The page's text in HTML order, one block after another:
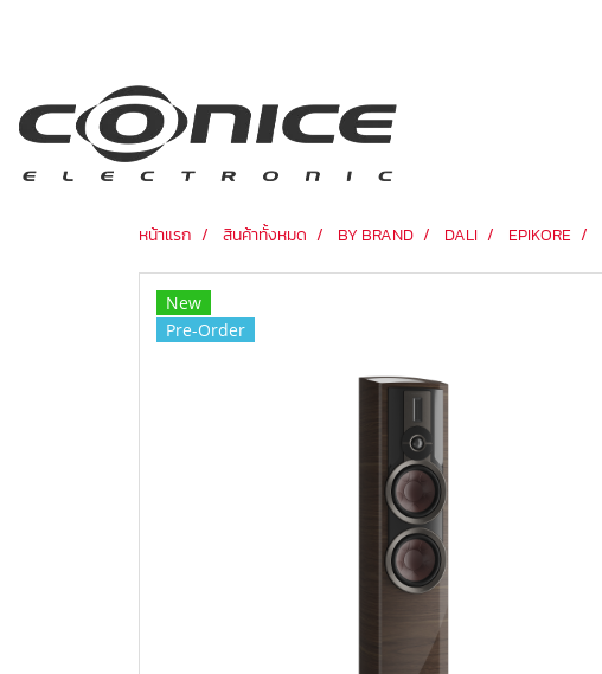
หน้าแรก สินค้าทั้งหมด BY BRAND DALI EPIKORE
New
Pre-Order